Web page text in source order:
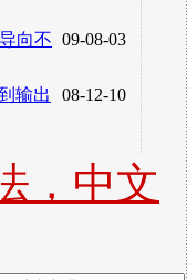
09-08-03
向不
08-12-10
输出
，中文